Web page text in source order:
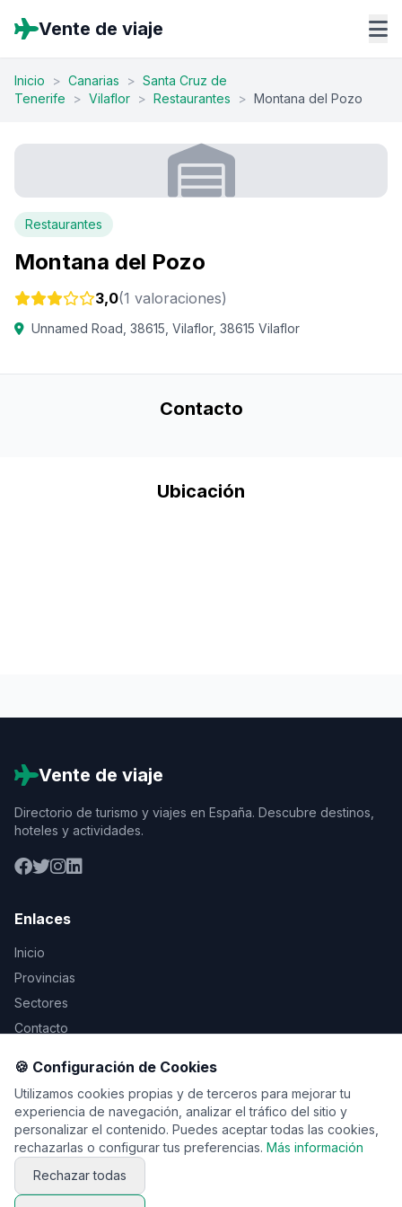
Vente de viaje
Inicio > Canarias > Santa Cruz de
Tenerife
> Vilaflor > Restaurantes > Montana del Pozo
Restaurantes
Montana del Pozo
3,0(1 valoraciones)
Unnamed Road, 38615, Vilaflor, 38615 Vilaflor
Contacto
Ubicación
Vente de viaje
Directorio de turismo y viajes en España. Descubre destinos,
hoteles y actividades.
Enlaces
Inicio
Provincias
Sectores
Contacto
Legal
Aviso Legal
Privacidad
Cookies
🍪 Configuración de Cookies
Utilizamos cookies propias y de terceros para mejorar tu
experiencia de navegación, analizar el tráfico del sitio y
personalizar el contenido. Puedes aceptar todas las cookies,
rechazarlas o configurar tus preferencias. Más información
Rechazar todas